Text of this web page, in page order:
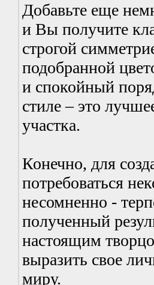
Добавьте еще
и Вы получите
строгой
подобранной
и спокойный
стиле – это
участка.
Конечно, для
потребоваться
несомненно -
полученный
настоящим
выразить свое
миру.